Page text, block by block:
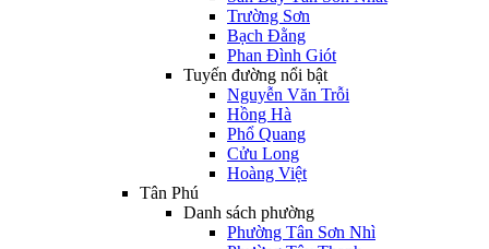
Trường Sơn
Bạch Đằng
Phan Đình Giót
Tuyến đường nổi bật
Nguyễn Văn Trỗi
Hồng Hà
Phổ Quang
Cửu Long
Hoàng Việt
Tân Phú
Danh sách phường
Phường Tân Sơn Nhì